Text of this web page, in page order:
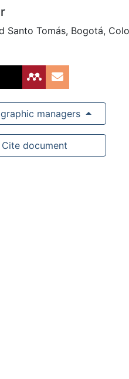
Santo Tomás, Bogotá,
managers
document